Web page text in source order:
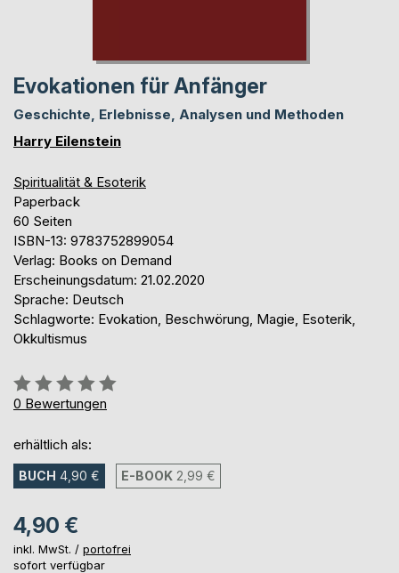
Evokationen für Anfänger
Geschichte, Erlebnisse, Analysen und Methoden
Harry Eilenstein
Spiritualität & Esoterik
Paperback
60 Seiten
ISBN-13: 9783752899054
Verlag: Books on Demand
Erscheinungsdatum: 21.02.2020
Sprache: Deutsch
Schlagworte: Evokation, Beschwörung, Magie, Esoterik,
Okkultismus
Bewertung::
0%
0 Bewertungen
erhältlich als:
BUCH 4,90 € E-BOOK 2,99 €
4,90 €
inkl. MwSt. / portofrei
sofort verfügbar